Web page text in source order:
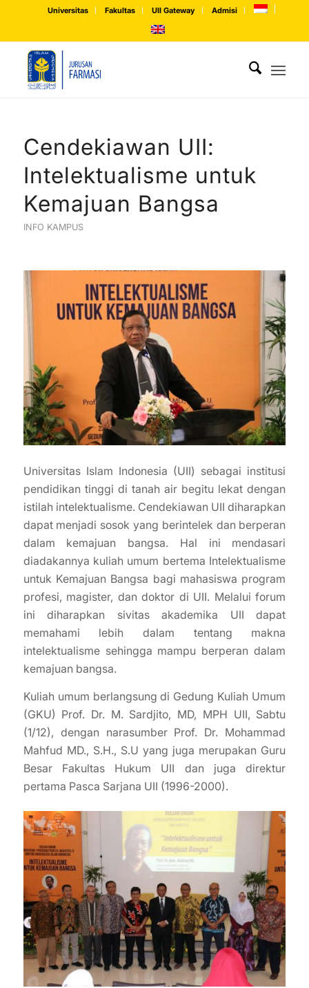
Universitas Fakultas UII Gateway Admisi
Cendekiawan UII:
Intelektualisme untuk
Kemajuan Bangsa
INFO KAMPUS
Universitas Islam Indonesia (UII) sebagai institusi
pendidikan tinggi di tanah air begitu lekat dengan
istilah intelektualisme. Cendekiawan UII diharapkan
dapat menjadi sosok yang berintelek dan berperan
dalam kemajuan bangsa. Hal ini mendasari
diadakannya kuliah umum bertema Intelektualisme
untuk Kemajuan Bangsa bagi mahasiswa program
profesi, magister, dan doktor di UII. Melalui forum
ini diharapkan sivitas akademika UII dapat
memahami lebih dalam tentang makna
intelektualisme sehingga mampu berperan dalam
kemajuan bangsa.
Kuliah umum berlangsung di Gedung Kuliah Umum
(GKU) Prof. Dr. M. Sardjito, MD, MPH UII, Sabtu
(1/12), dengan narasumber Prof. Dr. Mohammad
Mahfud MD., S.H., S.U yang juga merupakan Guru
Besar Fakultas Hukum UII dan juga direktur
pertama Pasca Sarjana UII (1996-2000).